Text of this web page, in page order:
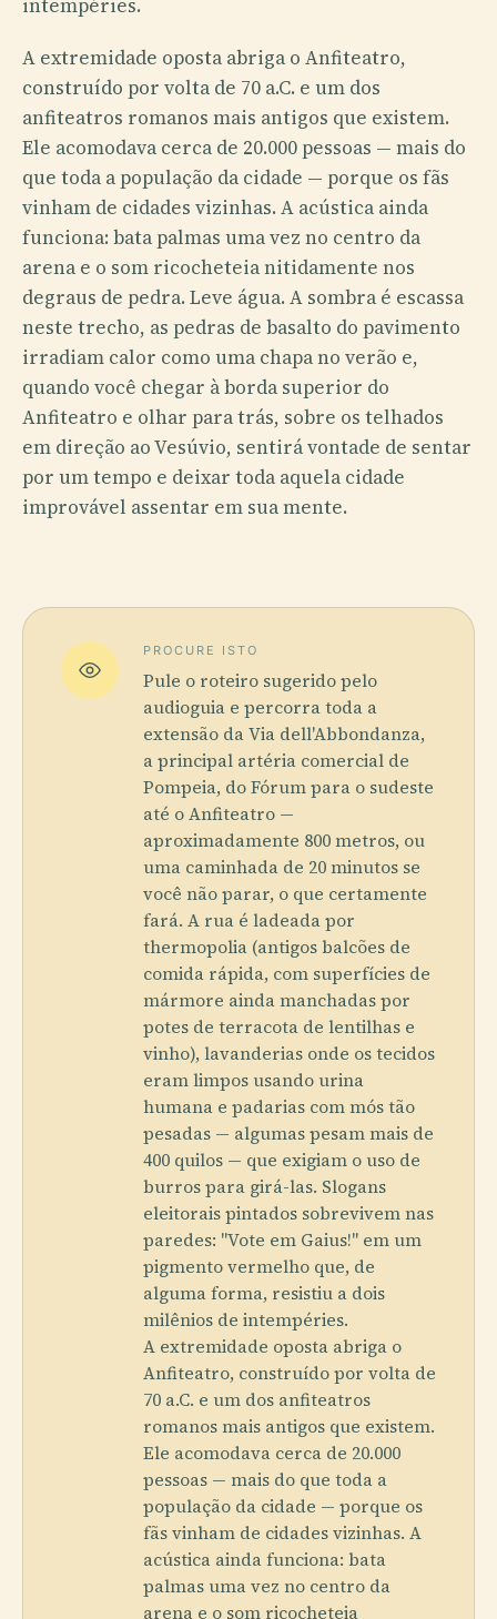
A extremidade oposta abriga o Anfiteatro,
construído por volta de 70 a.C. e um dos
anfiteatros romanos mais antigos que existem.
Ele acomodava cerca de 20.000 pessoas — mais do
que toda a população da cidade — porque os fãs
vinham de cidades vizinhas. A acústica ainda
funciona: bata palmas uma vez no centro da
arena e o som ricocheteia nitidamente nos
degraus de pedra. Leve água. A sombra é escassa
neste trecho, as pedras de basalto do pavimento
irradiam calor como uma chapa no verão e,
quando você chegar à borda superior do
Anfiteatro e olhar para trás, sobre os telhados
em direção ao Vesúvio, sentirá vontade de sentar
por um tempo e deixar toda aquela cidade
improvável assentar em sua mente.
PROCURE ISTO
Pule o roteiro sugerido pelo
audioguia e percorra toda a
extensão da Via dell'Abbondanza,
a principal artéria comercial de
Pompeia, do Fórum para o sudeste
até o Anfiteatro —
aproximadamente 800 metros, ou
uma caminhada de 20 minutos se
você não parar, o que certamente
fará. A rua é ladeada por
thermopolia (antigos balcões de
comida rápida, com superfícies de
mármore ainda manchadas por
potes de terracota de lentilhas e
vinho), lavanderias onde os tecidos
eram limpos usando urina
humana e padarias com mós tão
pesadas — algumas pesam mais de
400 quilos — que exigiam o uso de
burros para girá-las. Slogans
eleitorais pintados sobrevivem nas
paredes: "Vote em Gaius!" em um
pigmento vermelho que, de
alguma forma, resistiu a dois
milênios de intempéries.
A extremidade oposta abriga o
Anfiteatro, construído por volta de
70 a.C. e um dos anfiteatros
romanos mais antigos que existem.
Ele acomodava cerca de 20.000
pessoas — mais do que toda a
população da cidade — porque os
fãs vinham de cidades vizinhas. A
acústica ainda funciona: bata
palmas uma vez no centro da
arena e o som ricocheteia